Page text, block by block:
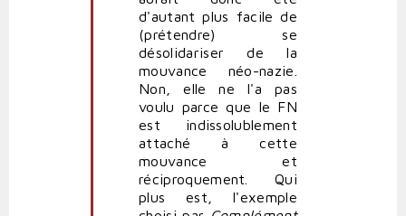
d'autant plus facile de
(prétendre) se
désolidariser de la
mouvance néo-nazie.
Non, elle ne l'a pas
voulu parce que le FN
est indissolublement
attaché à cette
mouvance et
réciproquement. Qui
plus est, l'exemple